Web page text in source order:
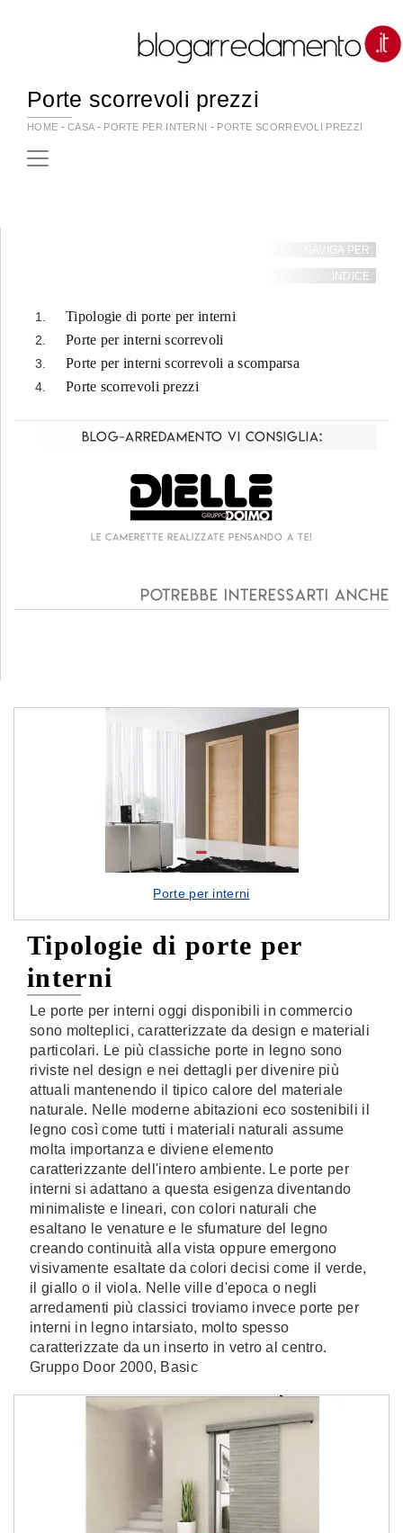
Porte scorrevoli prezzi
HOME -CASA- PORTE PER INTERNI - PORTE SCORREVOLI PREZZI
Porte per interni
Tipologie di porte per
interni
Le porte per interni oggi disponibili in commercio
sono molteplici, caratterizzate da design e materiali
particolari. Le più classiche porte in legno sono
riviste nel design e nei dettagli per divenire più
attuali mantenendo il tipico calore del materiale
naturale. Nelle moderne abitazioni eco sostenibili il
legno così come tutti i materiali naturali assume
molta importanza e diviene elemento
caratterizzante dell'intero ambiente. Le porte per
interni si adattano a questa esigenza diventando
minimaliste e lineari, con colori naturali che
esaltano le venature e le sfumature del legno
creando continuità alla vista oppure emergono
visivamente esaltate da colori decisi come il verde,
il giallo o il viola. Nelle ville d'epoca o negli
arredamenti più classici troviamo invece porte per
interni in legno intarsiato, molto spesso
caratterizzate da un inserto in vetro al centro.
Gruppo Door 2000, Basic
NAVIGA PER:
INDICE:
Tipologie di porte per interni
Porte per interni scorrevoli
Porte per interni scorrevoli a scomparsa
Porte scorrevoli prezzi
Blog-Arredamento vi consiglia:
Le camerette realizzate pensando a te!
Potrebbe interessarti anche